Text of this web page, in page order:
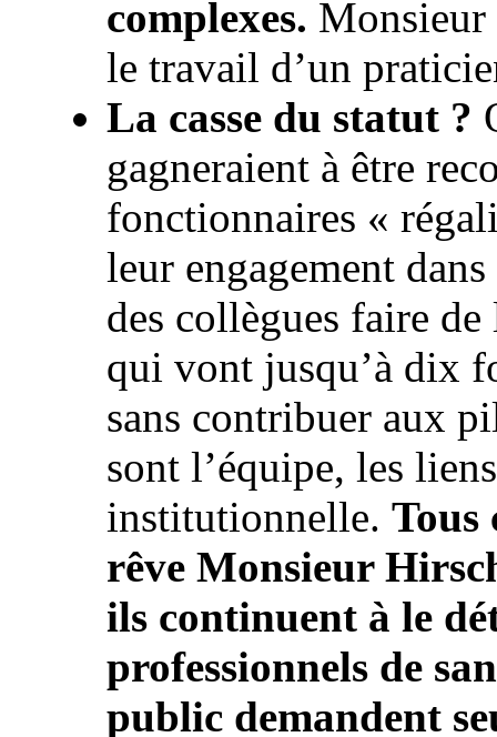
complexes. Monsieur
le travail d’un
La casse du statut ?
gagneraient à être
fonctionnaires «
leur engagement
des collègues faire
qui vont jusqu’à dix
sans contribuer aux
sont l’équipe, les
institutionnelle. Tous
rêve Monsieur
ils continuent à le
professionnels de
public demandent